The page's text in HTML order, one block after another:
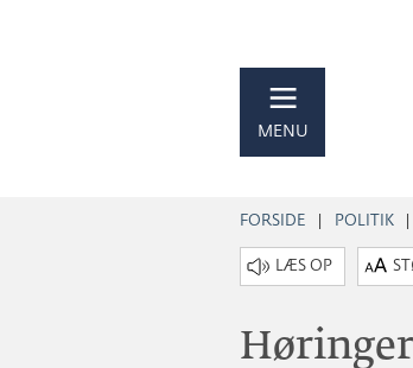
MENU
FORSIDE POLITIK
Høringer